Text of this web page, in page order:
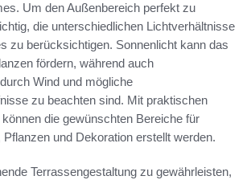
Um den Außenbereich perfekt zu
die unterschiedlichen Lichtverhältnisse
zu berücksichtigen. Sonnenlicht kann das
fördern, während auch
Wind und mögliche
zu beachten sind. Mit praktischen
die gewünschten Bereiche für
Pflanzen und Dekoration erstellt werden.
Terrassengestaltung zu gewährleisten,